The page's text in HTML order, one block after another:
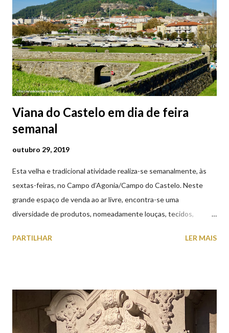
Viana do Castelo em dia de feira
semanal
outubro 29, 2019
Esta velha e tradicional atividade realiza-se semanalmente, às
sextas-feiras, no Campo d’Agonia/Campo do Castelo. Neste
grande espaço de venda ao ar livre, encontra-se uma
diversidade de produtos, nomeadamente louças, tecidos,
cobres entre muitos outros. Horário de funcionamento | Verão
(2019.10.25) Feira Semanal em Viana do Castelo (2019.10.25)
Feira Semanal em Viana do Castelo (2019.10.25) Feira Semanal
em Viana do Castelo (2019.10.25) Feira Semanal em Viana do
PARTILHAR LER MAIS